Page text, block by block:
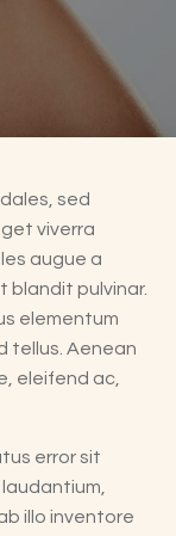
sed
viverra
augue a
blandit pulvinar.
elementum
tellus. Aenean
eleifend ac,
error sit
illo inventore